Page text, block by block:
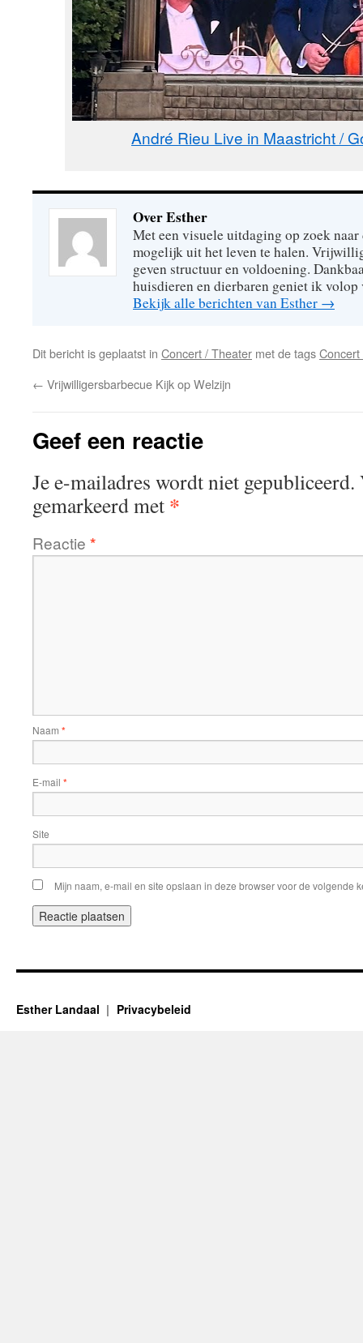
André Rieu Live in Maastricht /
Over Esther
Met een visuele uitdaging op zoek
mogelijk uit het leven te halen.
geven structuur en voldoening.
huisdieren en dierbaren geniet ik volop
Bekijk alle berichten van Esther →
Dit bericht is geplaatst in Concert / Theater met de tags
← Vrijwilligersbarbecue Kijk op Welzijn
Geef een reactie
Je e-mailadres wordt niet gepubliceerd.
gemarkeerd met *
Reactie *
Naam *
E-mail *
Site
Mijn naam, e-mail en site opslaan in deze browser voor de volgende
Esther Landaal Privacybeleid